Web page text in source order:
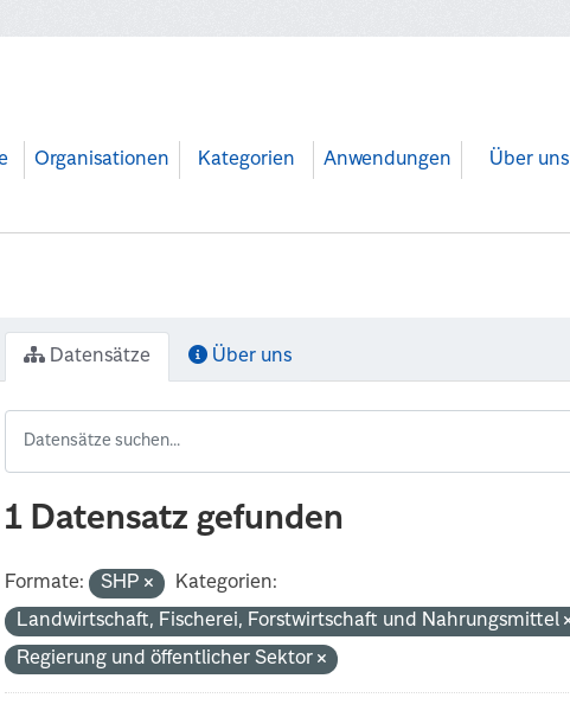
Organisationen Kategorien Anwendungen Über uns
Datensätze Über uns
1 Datensatz gefunden
Formate: SHP
Kategorien:
Landwirtschaft, Fischerei, Forstwirtschaft und Nahrungsmittel
Regierung und öffentlicher Sektor